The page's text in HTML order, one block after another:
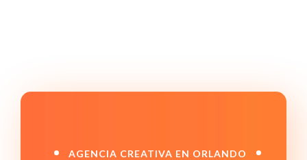
AGENCIA CREATIVA EN ORLANDO